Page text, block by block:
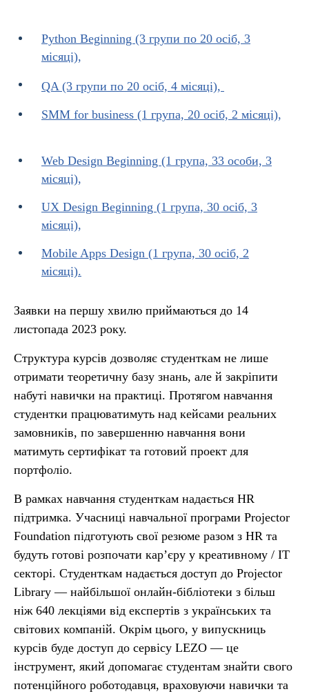
Python Beginning (3 групи по 20 осіб, 3
місяці),
QA (3 групи по 20 осіб, 4 місяці),
SMM for business (1 група, 20 осіб, 2 місяці),
Web Design Beginning (1 група, 33 особи, 3
місяці),
UX Design Beginning (1 група, 30 осіб, 3
місяці),
Mobile Apps Design (1 група, 30 осіб, 2
місяці).
Заявки на першу хвилю приймаються до 14
листопада 2023 року.
Структура курсів дозволяє студенткам не лише
отримати теоретичну базу знань, але й закріпити
набуті навички на практиці. Протягом навчання
студентки працюватимуть над кейсами реальних
замовників, по завершенню навчання вони
матимуть сертифікат та готовий проект для
портфоліо.
В рамках навчання студенткам надається HR
підтримка. Учасниці навчальної програми Projector
Foundation підготують свої резюме разом з HR та
будуть готові розпочати кар’єру у креативному / IT
секторі. Студенткам надається доступ до Projector
Library — найбільшої онлайн-бібліотеки з більш
ніж 640 лекціями від експертів з українських та
світових компаній. Окрім цього, у випускниць
курсів буде доступ до сервісу LEZO — це
інструмент, який допомагає студентам знайти свого
потенційного роботодавця, враховуючи навички та